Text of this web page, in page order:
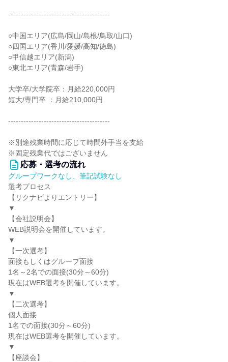
‐‐‐‐‐‐‐‐‐‐‐‐‐‐‐‐‐‐‐‐‐‐‐‐‐‐‐‐‐‐‐‐‐‐‐‐‐‐‐‐
○中国エリア(広島/岡山/島根/鳥取/山口)
○四国エリア(香川/愛媛/高知/徳島)
○甲信越エリア(新潟)
○東北エリア(青森/岩手)
大学卒/大学院卒：月給220,000円
短大/専門卒 ：月給210,000円
‐‐‐‐‐‐‐‐‐‐‐‐‐‐‐‐‐‐‐‐‐‐‐‐‐‐‐‐‐‐‐‐‐‐‐‐‐‐‐‐
※別途残業時間に応じて時間外手当を支給
※固定残業代ではございません
応募・選考の流れ
グループワークなし、筆記試験なし
選考プロセス
【リクナビよりエントリー】
▼
【会社説明会】
WEB説明会を開催しています。
▼
【一次選考】
面接もしくはグループ面接
1名～2名での面接(30分～60分)
現在はWEB選考を開催しています。
▼
【二次選考】
個人面接
1名での面接(30分～60分)
現在はWEB選考を開催しています。
▼
【座談会】